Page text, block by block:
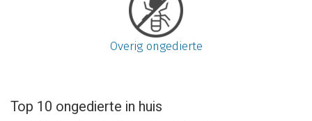
Overig ongedierte
Top 10 ongedierte in huis